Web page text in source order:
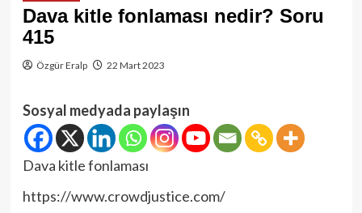
Dava kitle fonlaması nedir? Soru
415
Özgür Eralp 22 Mart 2023
Sosyal medyada paylaşın
Dava kitle fonlaması
https://www.crowdjustice.com/